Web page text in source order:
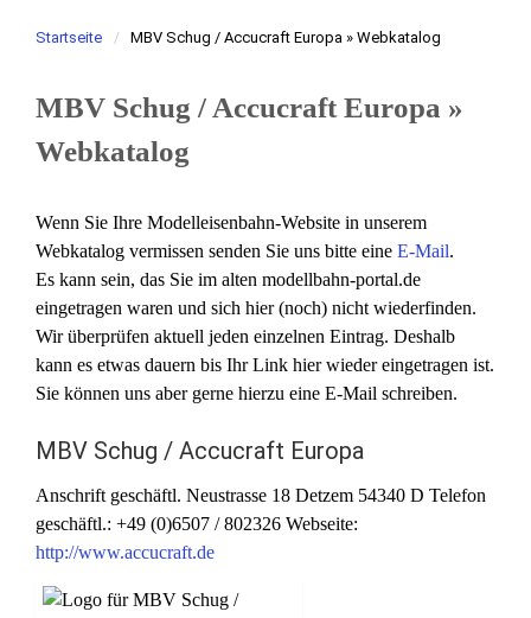
Startseite MBV Schug / Accucraft Europa » Webkatalog
MBV Schug / Accucraft Europa »
Webkatalog
Wenn Sie Ihre Modelleisenbahn-Website in unserem
Webkatalog vermissen senden Sie uns bitte eine E-Mail.
Es kann sein, das Sie im alten modellbahn-portal.de
eingetragen waren und sich hier (noch) nicht wiederfinden.
Wir überprüfen aktuell jeden einzelnen Eintrag. Deshalb
kann es etwas dauern bis Ihr Link hier wieder eingetragen ist.
Sie können uns aber gerne hierzu eine E-Mail schreiben.
MBV Schug / Accucraft Europa
Anschrift geschäftl. Neustrasse 18 Detzem 54340 D Telefon
geschäftl.: +49 (0)6507 / 802326 Webseite:
http://www.accucraft.de